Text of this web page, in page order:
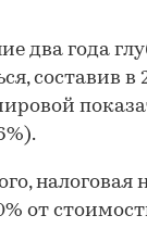
два года
составив в
налоговая
от